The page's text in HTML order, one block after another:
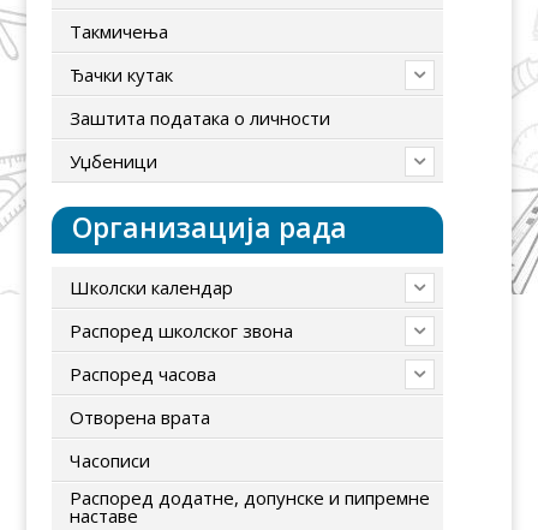
Tакмичења
Ђачки кутак
Заштита података о личности
Уџбеници
Организација рада
Школски календар
Распоред школског звона
Распоред часова
Отворена врата
Часописи
Распоред додатне, допунске и пипремне
наставе